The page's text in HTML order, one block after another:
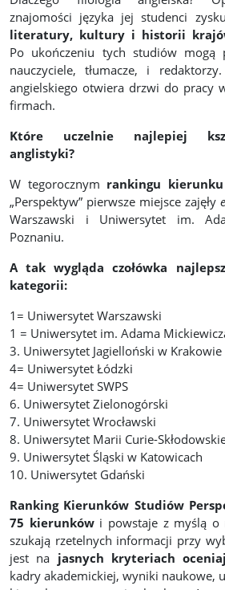
znajomości języka jej studenci
literatury, kultury i historii
Po ukończeniu tych studiów mogą
nauczyciele, tłumacze, i
angielskiego otwiera drzwi do pracy
firmach.
Które uczelnie najlepiej
anglistyki?
W tegorocznym rankingu
„Perspektyw” pierwsze miejsce zajęły
Warszawski i Uniwersytet im.
Poznaniu.
A tak wygląda czołówka
kategorii:
1= Uniwersytet Warszawski
1 = Uniwersytet im. Adama
3. Uniwersytet Jagielloński w Krakowie
4= Uniwersytet Łódzki
4= Uniwersytet SWPS
6. Uniwersytet Zielonogórski
7. Uniwersytet Wrocławski
8. Uniwersytet Marii Curie-
9. Uniwersytet Śląski w Katowicach
10. Uniwersytet Gdański
Ranking Kierunków Studiów
75 kierunkówi powstaje z myślą o
szukają rzetelnych informacji przy
jest na jasnych kryteriach
kadry akademickiej, wyniki naukowe,